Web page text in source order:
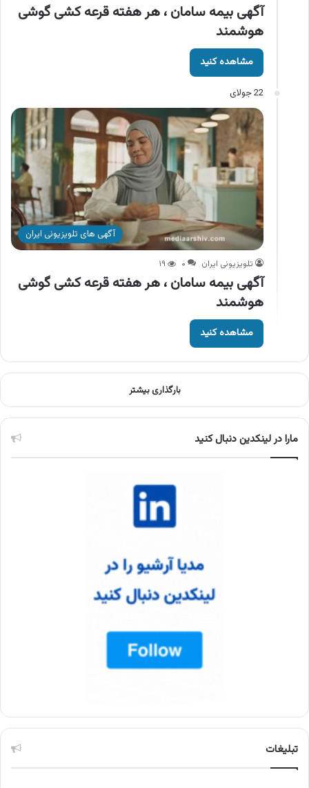
آگهی بیمه سامان ، هر هفته قرعه کشی گوشی
هوشمند
مشاهده کنید
22 جولای
آگهی های تلویزیونی ایران
تلویزیونی ایران ۰ ۱۹
آگهی بیمه سامان ، هر هفته قرعه کشی گوشی
هوشمند
مشاهده کنید
بارگذاری بیشتر
مارا در لینکدین دنبال کنید
تبلیغات